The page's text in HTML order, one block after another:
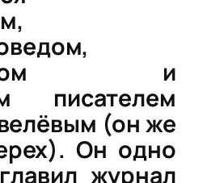
и
писателем
(он же
Он одно
журнал